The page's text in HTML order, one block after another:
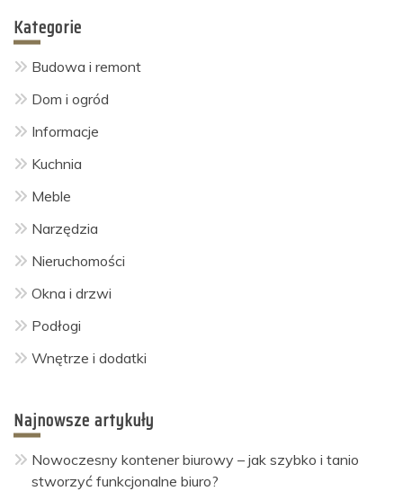
Kategorie
Budowa i remont
Dom i ogród
Informacje
Kuchnia
Meble
Narzędzia
Nieruchomości
Okna i drzwi
Podłogi
Wnętrze i dodatki
Najnowsze artykuły
Nowoczesny kontener biurowy – jak szybko i tanio
stworzyć funkcjonalne biuro?